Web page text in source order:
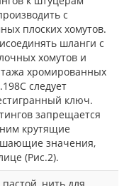
с
плоских хомутов.
шланги с
хомутов и
хромированных
следует
ключ.
запрещается
крутящие
значения,
(Рис.2).